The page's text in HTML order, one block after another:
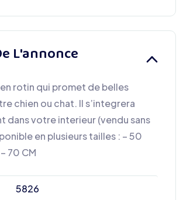
L'annonce
en rotin qui promet de belles
chien ou chat. Il s’integrera
dans votre interieur (vendu sans
en plusieurs tailles : – 50
70 CM
5826